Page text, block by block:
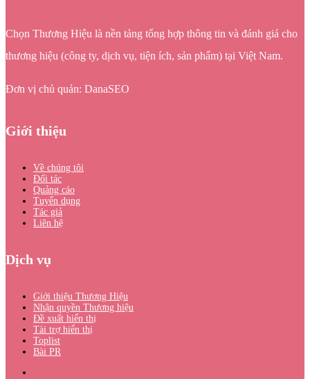
Chọn Thương Hiệu là nền tảng tổng hợp thông tin và đánh giá cho
thương hiệu (công ty, dịch vụ, tiện ích, sản phẩm) tại Việt Nam.
Đơn vị chủ quản: DanaSEO
Giới thiệu
Về chúng tôi
Đối tác
Quảng cáo
Tuyển dụng
Tác giả
Liên hệ
Dịch vụ
Giới thiệu Thương Hiệu
Nhận quyền Thương hiệu
Đề xuất hiển thị
Tài trợ hiển thị
Toplist
Bài PR